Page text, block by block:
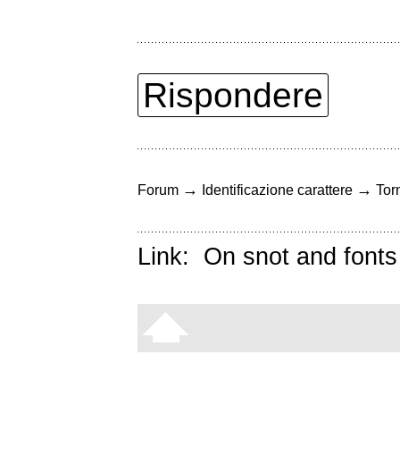
Rispondere
Forum → Identificazione carattere →
Link: On snot and fonts